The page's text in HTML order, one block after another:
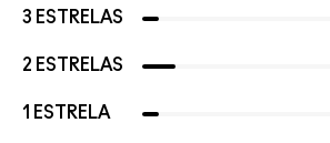
3 ESTRELAS
2 ESTRELAS
1 ESTRELA